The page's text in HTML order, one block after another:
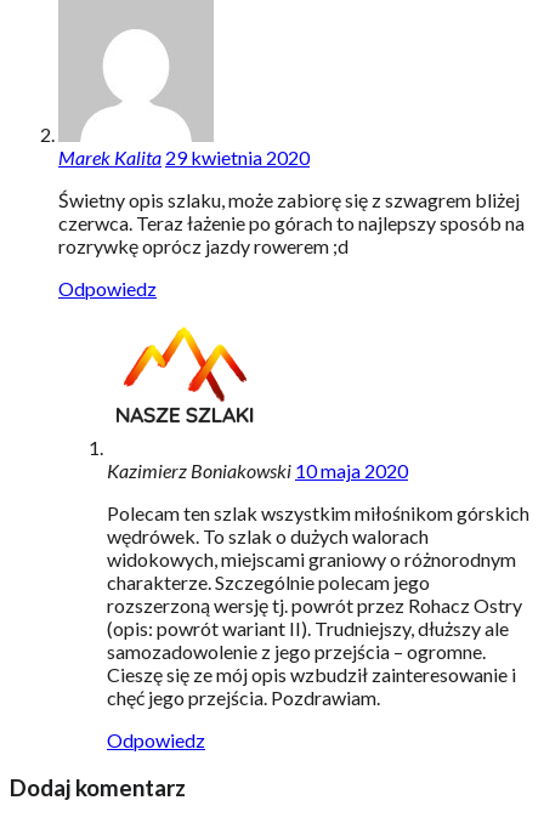
Marek Kalita 29 kwietnia 2020
Świetny opis szlaku, może zabiorę się z szwagrem bliżej
czerwca. Teraz łażenie po górach to najlepszy sposób na
rozrywkę oprócz jazdy rowerem ;d
Odpowiedz
Kazimierz Boniakowski 10 maja 2020
Polecam ten szlak wszystkim miłośnikom górskich
wędrówek. To szlak o dużych walorach
widokowych, miejscami graniowy o różnorodnym
charakterze. Szczególnie polecam jego
rozszerzoną wersję tj. powrót przez Rohacz Ostry
(opis: powrót wariant II). Trudniejszy, dłuższy ale
samozadowolenie z jego przejścia – ogromne.
Cieszę się ze mój opis wzbudził zainteresowanie i
chęć jego przejścia. Pozdrawiam.
Odpowiedz
Dodaj komentarz